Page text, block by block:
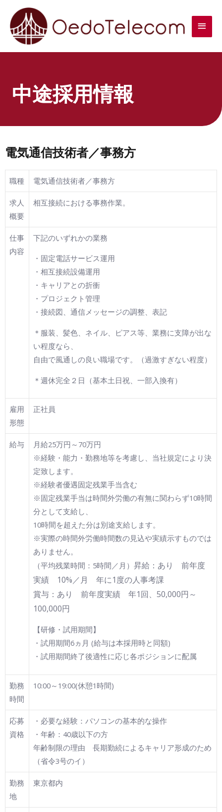
中途採用情報
電気通信技術者／事務方
職種 電気通信技術者／事務方
求人
概要
相互接続における事務作業。
仕事
内容
下記のいずれかの業務
・固定電話サービス運用
・相互接続設備運用
・キャリアとの折衝
・プロジェクト管理
・接続図、通信メッセージの調整、表記
＊服装、髪色、ネイル、ピアス等、業務に支障が出な
い程度なら、
自由で風通しの良い職場です。（過激すぎない程度）
＊週休完全２日（基本土日祝、一部入換有）
雇用
形態
正社員
給与
月給25万円～70万円
※経験・能力・勤務地等を考慮し、当社規定により決
定致します。
※経験者優遇固定残業手当含む
※固定残業手当は時間外労働の有無に関わらず10時間
分として支給し、
10時間を超えた分は別途支給します。
※実際の時間外労働時間数の見込や実績示すものでは
ありません。
（平均残業時間：5時間／月） 昇給：あり 前年度
実績 10%／月 年に1度の人事考課
賞与：あり 前年度実績 年1回、50,000円～
100,000円
【研修・試用期間】
・試用期間6ヵ月 (給与は本採用時と同額)
・試用期間終了後適性に応じ各ポジションに配属
勤務
時間
10:00～19:00(休憩1時間)
応募
資格
・必要な経験：パソコンの基本的な操作
・年齢：40歳以下の方
年齢制限の理由 長期勤続によるキャリア形成のため
（省令3号のイ）
勤務
地
東京都内